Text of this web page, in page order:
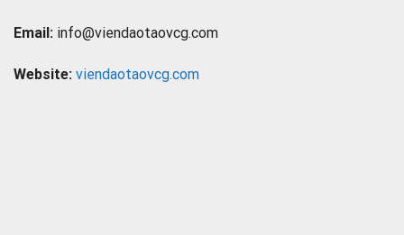
Email: info@viendaotaovcg.com
Website: viendaotaovcg.com